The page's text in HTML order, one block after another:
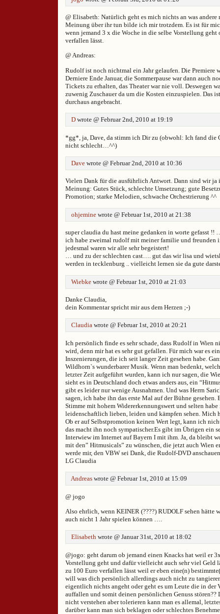
@ Elisabeth: Natürlich geht es mich nichts an was andere
Meinung über ihr tun bilde ich mir trotzdem. Es ist für
wenn jemand 3 x die Woche in die selbe Vorstellung geht
verfallen lässt.
@ Andreas:
Rudolf ist noch nichtmal ein Jahr gelaufen. Die Premiere
Derniere Ende Januar, die Sommerpause war dann auch
Tickets zu erhalten, das Theater war nie voll. Deswegen
zuwenig Zuschauer da um die Kosten einzuspielen. Das
durchaus angebracht.
D wrote @ Februar 2nd, 2010 at 19:19
*gg*, ja, Dave, da stimm ich Dir zu (obwohl: Ich fand die
nicht schlecht…^^)
Dave wrote @ Februar 2nd, 2010 at 10:36
Vielen Dank für die ausführlich Antwort. Dann sind wir ja
Meinung: Gutes Stück, schlechte Umsetzung; gute
Promotion; starke Melodien, schwache Orchestrierung ^^
ohjemine wrote @ Februar 1st, 2010 at 21:38
super claudia du hast meine gedanken in worte gefasst !!
ich habe zweimal rudolf mit meiner familie und freunden
jedesmal waren wir alle sehr begeistert!
… und zu der schlechten cast…. gut das wir lisa und
werden in tecklenburg .. vielleicht lernen sie da gute
Wiebke wrote @ Februar 1st, 2010 at 21:03
Danke Claudia,
dein Kommentar spricht mir aus dem Herzen ;-)
Claudia wrote @ Februar 1st, 2010 at 20:21
Ich persönlich finde es sehr schade, dass Rudolf in Wien
wird, denn mir hat es sehr gut gefallen. Für mich war es
Inszenierungen, die ich seit langer Zeit gesehen habe.
Wildhorn`s wunderbarer Musik. Wenn man bedenkt,
letzter Zeit aufgeführt wurden, kann ich nur sagen, die
sieht es in Deutschland doch etwas anders aus, ein
gibt es leider nur wenige Ausnahmen. Und was Herrn
sagen, ich habe ihn das erste Mal auf der Bühne gesehen.
Stimme mit hohem Widererkennungswert und selten
leidenschaftlich lieben, leiden und kämpfen sehen. Mich
Ob er auf Selbstpromotion keinen Wert legt, kann ich
das macht ihn noch sympatischer.Es gibt im Übrigen ein
Interwiew im Internet auf Bayern I mit ihm. Ja, da bleibt
mit den” Hitmusicals” zu wünschen, die jetzt auch Wien
werde mir, den VBW sei Dank, die Rudolf-DVD
LG Claudia
Andreas wrote @ Februar 1st, 2010 at 15:09
@ jogo
Also ehrlich, wenn KEINER (????) RUDOLF sehen hätte
auch nicht 1 Jahr spielen können ….
Elisabeth wrote @ Januar 31st, 2010 at 18:02
@jogo: geht darum ob jemand einen Knacks hat weil er
Vorstellung geht und dafür vielleicht auch sehr viel Geld
zu 100 Euro verfallen lässt weil er eben eine(n)
will was dich persönlich allerdings auch nicht zu
eigentlich nichts angeht oder geht es um Leute die in der
auffallen und somit deinen persönlichen Genuss stören??
nicht verstehen aber tolerieren kann man es allemal,
darüber kann man sich beklagen oder schlechtes